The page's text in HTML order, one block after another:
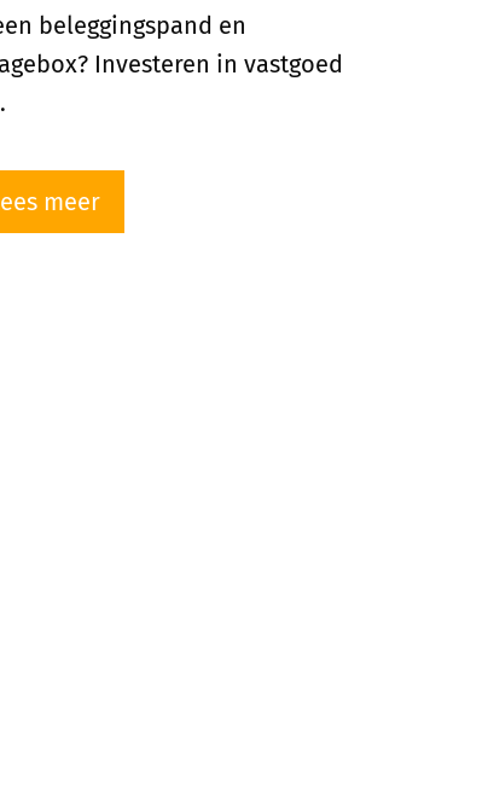
beleggingspand en
Investeren in vastgoed
meer